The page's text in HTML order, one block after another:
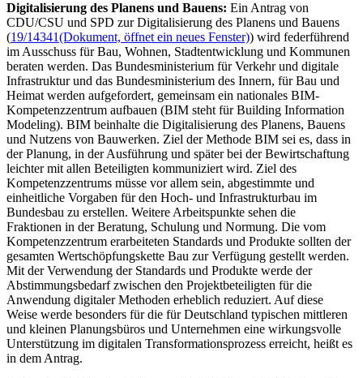
Digitalisierung des Planens und Bauens: Ein Antrag von
CDU/CSU und SPD zur Digitalisierung des Planens und Bauens
(19/14341(Dokument, öffnet ein neues Fenster)) wird federführend
im Ausschuss für Bau, Wohnen, Stadtentwicklung und Kommunen
beraten werden. Das Bundesministerium für Verkehr und digitale
Infrastruktur und das Bundesministerium des Innern, für Bau und
Heimat werden aufgefordert, gemeinsam ein nationales BIM-
Kompetenzzentrum aufbauen (BIM steht fürBuilding Information
Modeling). BIM beinhalte die Digitalisierung des Planens, Bauens
und Nutzens von Bauwerken. Ziel der Methode BIM sei es, dass in
der Planung, in der Ausführung und später bei der Bewirtschaftung
leichter mit allen Beteiligten kommuniziert wird. Ziel des
Kompetenzzentrums müsse vor allem sein, abgestimmte und
einheitliche Vorgaben für den Hoch- und Infrastrukturbau im
Bundesbau zu erstellen. Weitere Arbeitspunkte sehen die
Fraktionen in der Beratung, Schulung und Normung. Die vom
Kompetenzzentrum erarbeiteten Standards und Produkte sollten der
gesamten Wertschöpfungskette Bau zur Verfügung gestellt werden.
Mit der Verwendung der Standards und Produkte werde der
Abstimmungsbedarf zwischen den Projektbeteiligten für die
Anwendung digitaler Methoden erheblich reduziert. Auf diese
Weise werde besonders für die für Deutschland typischen mittleren
und kleinen Planungsbüros und Unternehmen eine wirkungsvolle
Unterstützung im digitalen Transformationsprozess erreicht, heißt es
in dem Antrag.